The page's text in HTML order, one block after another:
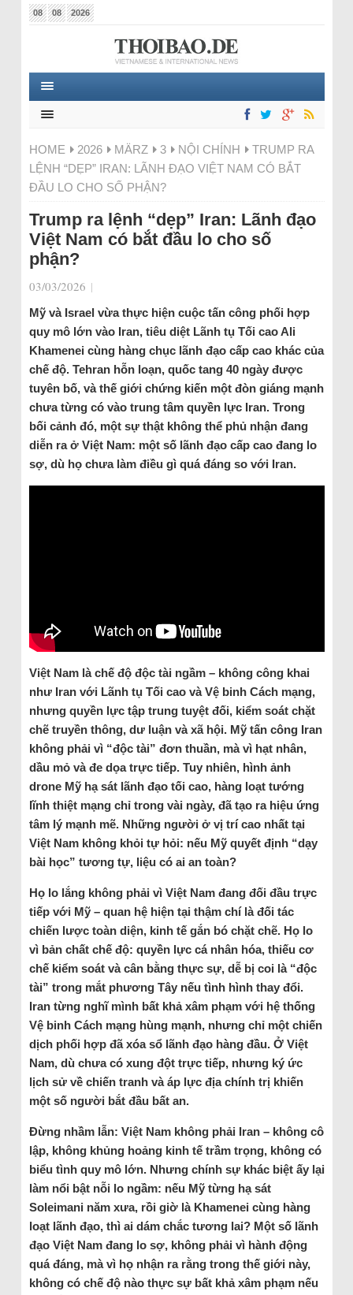
08 08 2026
HOME 2026 MÄRZ 3 NỘI CHÍNH
TRUMP RA
LỆNH “DẸP” IRAN: LÃNH ĐẠO VIỆT NAM CÓ BẮT
ĐẦU LO CHO SỐ PHẬN?
Trump ra lệnh “dẹp” Iran: Lãnh đạo
Việt Nam có bắt đầu lo cho số
phận?
03/03/2026 |
Mỹ và Israel vừa thực hiện cuộc tấn công phối hợp
quy mô lớn vào Iran, tiêu diệt Lãnh tụ Tối cao Ali
Khamenei cùng hàng chục lãnh đạo cấp cao khác của
chế độ. Tehran hỗn loạn, quốc tang 40 ngày được
tuyên bố, và thế giới chứng kiến một đòn giáng mạnh
chưa từng có vào trung tâm quyền lực Iran. Trong
bối cảnh đó, một sự thật không thể phủ nhận đang
diễn ra ở Việt Nam: một số lãnh đạo cấp cao đang lo
sợ, dù họ chưa làm điều gì quá đáng so với Iran.
Việt Nam là chế độ độc tài ngầm – không công khai
như Iran với Lãnh tụ Tối cao và Vệ binh Cách mạng,
nhưng quyền lực tập trung tuyệt đối, kiểm soát chặt
chẽ truyền thông, dư luận và xã hội. Mỹ tấn công Iran
không phải vì “độc tài” đơn thuần, mà vì hạt nhân,
dầu mỏ và đe dọa trực tiếp. Tuy nhiên, hình ảnh
drone Mỹ hạ sát lãnh đạo tối cao, hàng loạt tướng
lĩnh thiệt mạng chỉ trong vài ngày, đã tạo ra hiệu ứng
tâm lý mạnh mẽ. Những người ở vị trí cao nhất tại
Việt Nam không khỏi tự hỏi: nếu Mỹ quyết định “dạy
bài học” tương tự, liệu có ai an toàn?
Họ lo lắng không phải vì Việt Nam đang đối đầu trực
tiếp với Mỹ – quan hệ hiện tại thậm chí là đối tác
chiến lược toàn diện, kinh tế gắn bó chặt chẽ. Họ lo
vì bản chất chế độ: quyền lực cá nhân hóa, thiếu cơ
chế kiểm soát và cân bằng thực sự, dễ bị coi là “độc
tài” trong mắt phương Tây nếu tình hình thay đổi.
Iran từng nghĩ mình bất khả xâm phạm với hệ thống
Vệ binh Cách mạng hùng mạnh, nhưng chỉ một chiến
dịch phối hợp đã xóa sổ lãnh đạo hàng đầu. Ở Việt
Nam, dù chưa có xung đột trực tiếp, nhưng ký ức
lịch sử về chiến tranh và áp lực địa chính trị khiến
một số người bắt đầu bất an.
Đừng nhầm lẫn: Việt Nam không phải Iran – không cô
lập, không khủng hoảng kinh tế trầm trọng, không có
biểu tình quy mô lớn. Nhưng chính sự khác biệt ấy lại
làm nổi bật nỗi lo ngầm: nếu Mỹ từng hạ sát
Soleimani năm xưa, rồi giờ là Khamenei cùng hàng
loạt lãnh đạo, thì ai dám chắc tương lai? Một số lãnh
đạo Việt Nam đang lo sợ, không phải vì hành động
quá đáng, mà vì họ nhận ra rằng trong thế giới này,
không có chế độ nào thực sự bất khả xâm phạm nếu